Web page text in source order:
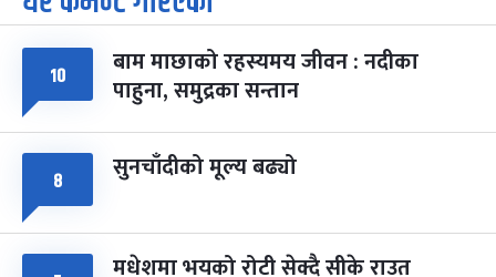
चैत्र ७, २०८३-Mar 21, 2027
८
सोम
फागुपूर्णिमा
चैत्र ८, २०८३-Mar 22, 2027
७ महिना बाँकी
१० बाम माछाको रहस्यमय जीवन : नदीका
पाहुना, समुद्रका सन्तान
८ सुनचाँदीको मूल्य बढ्यो
मधेशमा भयको रोटी सेक्दै सीके राउत